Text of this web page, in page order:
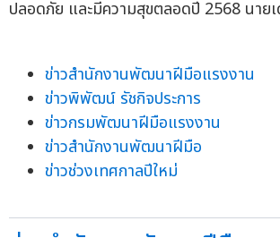
ปลอดภัย และมีความสุขตลอดปี 2568 นาย
ข่าวสำนักงานพัฒนาฝีมือแรงงาน
ข่าวพิพัฒน์ รัชกิจประการ
ข่าวกรมพัฒนาฝีมือแรงงาน
ข่าวสำนักงานพัฒนาฝีมือ
ข่าวช่วงเทศกาลปีใหม่